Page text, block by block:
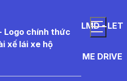
LMD - LET
ME DRIVE